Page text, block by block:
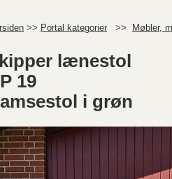
>> Portal kategorier >> Møbler,
lænestol
19
i grøn